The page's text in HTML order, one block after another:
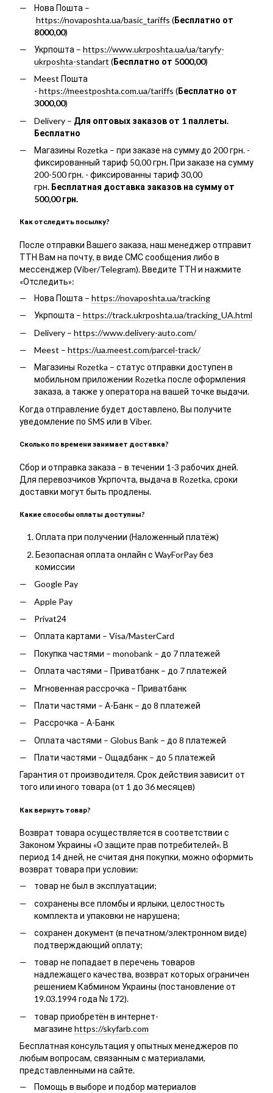
Нова Пошта –
https://novaposhta.ua/basic_tariffs (Бесплатно от
8000,00)
Укрпошта – https://www.ukrposhta.ua/ua/taryfy-
ukrposhta-standart (Бесплатно от 5000,00)
Meest Пошта
- https://meestposhta.com.ua/tariffs (Бесплатно от
3000,00)
Delivery – Для оптовых заказов от 1 паллеты.
Бесплатно
Магазины Rozetka – при заказе на сумму до 200 грн. -
фиксированный тариф 50,00 грн. При заказе на сумму
200-500 грн. - фиксированны тариф 30,00
грн. Бесплатная доставка заказов на сумму от
500,00 грн.
Как отследить посылку?
После отправки Вашего заказа, наш менеджер отправит
ТТН Вам на почту, в виде СМС сообщения либо в
мессенджер (Viber/Telegram). Введите ТТН и нажмите
«Отследить»:
Нова Пошта – https://novaposhta.ua/tracking
Укрпошта – https://track.ukrposhta.ua/tracking_UA.html
Delivery – https://www.delivery-auto.com/
Meest – https://ua.meest.com/parcel-track/
Магазины Rozetka – статус отправки доступен в
мобильном приложении Rozetka после оформления
заказа, а также у оператора на вашей точке выдачи.
Когда отправление будет доставлено, Вы получите
уведомление по SMS или в Viber.
Сколько по времени занимает доставка?
Сбор и отправка заказа – в течении 1-3 рабочих дней.
Для перевозчиков Укрпочта, выдача в Rozetka, сроки
доставки могут быть продлены.
Какие способы оплаты доступны?
Оплата при получении (Наложенный платёж)
Безопасная оплата онлайн с WayForPay без
комиссии
Google Pay
Apple Pay
Privat24
Оплата картами – Visa/MasterCard
Покупка частями – monobank – до 7 платежей
Оплата частями – Приватбанк – до 7 платежей
Мгновенная рассрочка – Приватбанк
Плати частями – А-Банк – до 8 платежей
Рассрочка – А-Банк
Оплата частями – Globus Bank – до 8 платежей
Плати частями – Ощадбанк – до 5 платежей
Гарантия от производителя. Срок действия зависит от
того или иного товара (от 1 до 36 месяцев)
Как вернуть товар?
Возврат товара осуществляется в соответствии с
Законом Украины «О защите прав потребителей». В
период 14 дней, не считая дня покупки, можно оформить
возврат товара при условии:
товар не был в эксплуатации;
сохранены все пломбы и ярлыки, целостность
комплекта и упаковки не нарушена;
сохранен документ (в печатном/электронном виде)
подтверждающий оплату;
товар не попадает в перечень товаров
надлежащего качества, возврат которых ограничен
решением Кабмином Украины (постановление от
19.03.1994 года № 172).
товар приобретён в интернет-
магазине https://skyfarb.com
Бесплатная консультация у опытных менеджеров по
любым вопросам, связанным с материалами,
представленными на сайте.
Помощь в выборе и подбор материалов